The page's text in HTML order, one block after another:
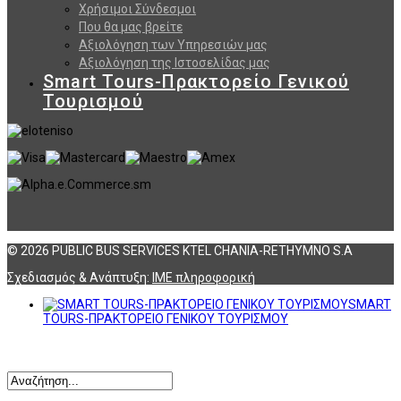
Χρήσιμοι Σύνδεσμοι
Που θα μας βρείτε
Αξιολόγηση των Υπηρεσιών μας
Αξιολόγηση της Ιστοσελίδας μας
Smart Tours-Πρακτορείο Γενικού
Τουρισμού
© 2026 PUBLIC BUS SERVICES KTEL CHANIA-RETHYMNO S.A
Σχεδιασμός & Ανάπτυξη: ΙΜΕ πληροφορική
SMART
TOURS-ΠΡΑΚΤΟΡΕΙΟ ΓΕΝΙΚΟΥ ΤΟΥΡΙΣΜΟΥ